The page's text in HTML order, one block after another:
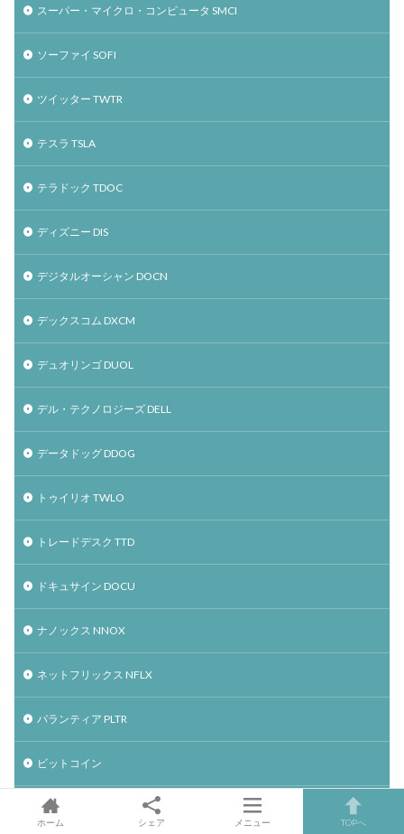
スーパー・マイクロ・コンピュータ SMCI
ソーファイ SOFI
ツイッター TWTR
テスラ TSLA
テラドック TDOC
ディズニー DIS
デジタルオーシャン DOCN
デックスコム DXCM
デュオリンゴ DUOL
デル・テクノロジーズ DELL
データドッグ DDOG
トゥイリオ TWLO
トレードデスク TTD
ドキュサイン DOCU
ナノックス NNOX
ネットフリックス NFLX
パランティア PLTR
ビットコイン
ピンタレスト PINS
ホーム シェア メニュー TOPへ